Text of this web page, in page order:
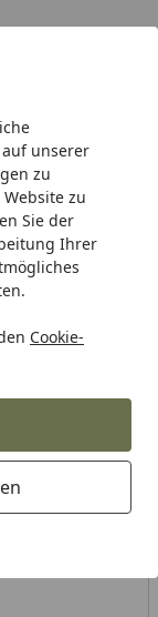
unserer
zu
zu
Sie der
Ihrer
Cookie-
Hotline
& Pool-
50